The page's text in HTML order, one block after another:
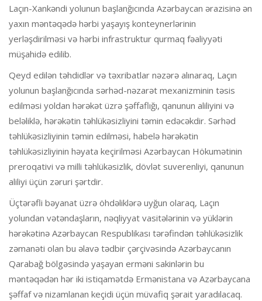
Laçın-Xankəndi yolunun başlanğıcında Azərbaycan ərazisinə ən
yaxın məntəqədə hərbi yaşayış konteynerlərinin
yerləşdirilməsi və hərbi infrastruktur qurmaq fəaliyyəti
müşahidə edilib.
Qeyd edilən təhdidlər və təxribatlar nəzərə alınaraq, Laçın
yolunun başlanğıcında sərhəd-nəzarət mexanizminin təsis
edilməsi yoldan hərəkət üzrə şəffaflığı, qanunun aliliyini və
beləliklə, hərəkətin təhlükəsizliyini təmin edəcəkdir. Sərhəd
təhlükəsizliyinin təmin edilməsi, habelə hərəkətin
təhlükəsizliyinin həyata keçirilməsi Azərbaycan Hökumətinin
preroqativi və milli təhlükəsizlik, dövlət suverenliyi, qanunun
aliliyi üçün zəruri şərtdir.
Üçtərəfli bəyanat üzrə öhdəliklərə uyğun olaraq, Laçın
yolundan vətəndaşların, nəqliyyat vasitələrinin və yüklərin
hərəkətinə Azərbaycan Respublikası tərəfindən təhlükəsizlik
zəmanəti olan bu əlavə tədbir çərçivəsində Azərbaycanın
Qarabağ bölgəsində yaşayan erməni sakinlərin bu
məntəqədən hər iki istiqamətdə Ermənistana və Azərbaycana
şəffaf və nizamlanan keçidi üçün müvafiq şərait yaradılacaq.